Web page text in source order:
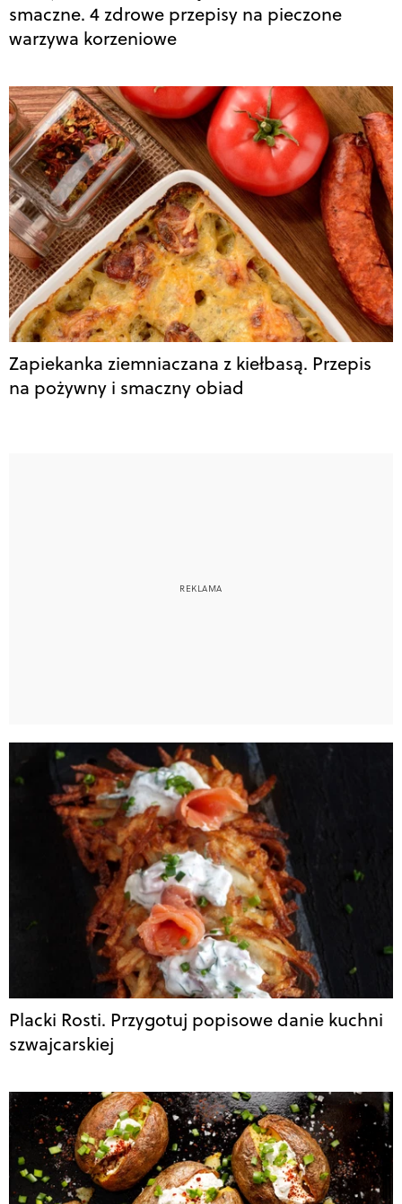
smaczne. 4 zdrowe przepisy na pieczone
warzywa korzeniowe
Zapiekanka ziemniaczana z kiełbasą. Przepis
na pożywny i smaczny obiad
Placki Rosti. Przygotuj popisowe danie kuchni
szwajcarskiej